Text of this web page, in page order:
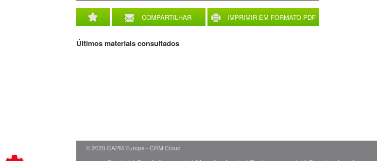
COMPARTILHAR IMPRIMIR EM FORMATO PDF
Últimos materiais consultados
© 2020 CAPM Europe CRM Cloud